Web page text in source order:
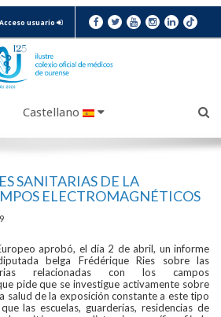
Acceso usuario
Castellano
SANITARIAS DE LA
ELECTROMAGNÉTICOS
aprobó, el día 2 de abril, un informe
belga Frédérique Ries sobre las
relacionadas con los campos
pide que se investigue activamente sobre
salud de la exposición constante a este tipo
las escuelas, guarderías, residencias de